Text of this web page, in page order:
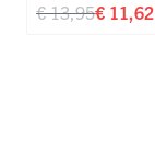
€ 11,62
€ 13,95